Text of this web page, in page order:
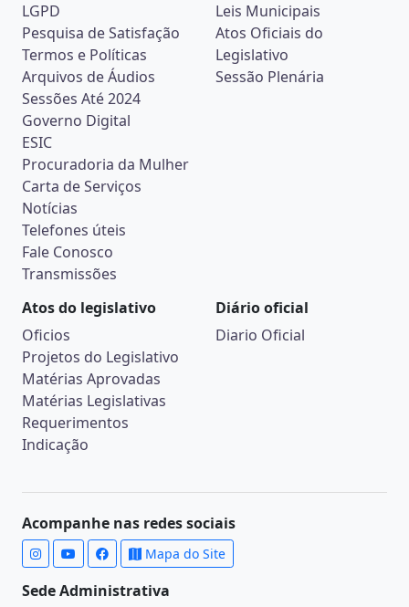
LGPD
Pesquisa de Satisfação
Termos e Políticas
Arquivos de Áudios
Sessões Até 2024
Governo Digital
ESIC
Procuradoria da Mulher
Carta de Serviços
Notícias
Telefones úteis
Fale Conosco
Transmissões
Leis Municipais
Atos Oficiais do
Legislativo
Sessão Plenária
Atos do legislativo
Oficios
Projetos do Legislativo
Matérias Aprovadas
Matérias Legislativas
Requerimentos
Indicação
Diário oficial
Diario Oficial
Acompanhe nas redes sociais
Mapa do Site
Sede Administrativa